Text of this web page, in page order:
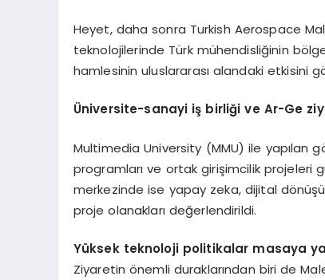
Heyet, daha sonra Turkish Aerospace
teknolojilerinde Türk mühendisliğinin
hamlesinin uluslararası alandaki etkisini
Üniversite-sanayi iş birliği ve Ar-Ge
Multimedia University (MMU) ile yapılan
programları ve ortak girişimcilik projeleri
merkezinde ise yapay zeka, dijital
proje olanakları değerlendirildi.
Yüksek teknoloji politikalar masaya
Ziyaretin önemli duraklarından biri de